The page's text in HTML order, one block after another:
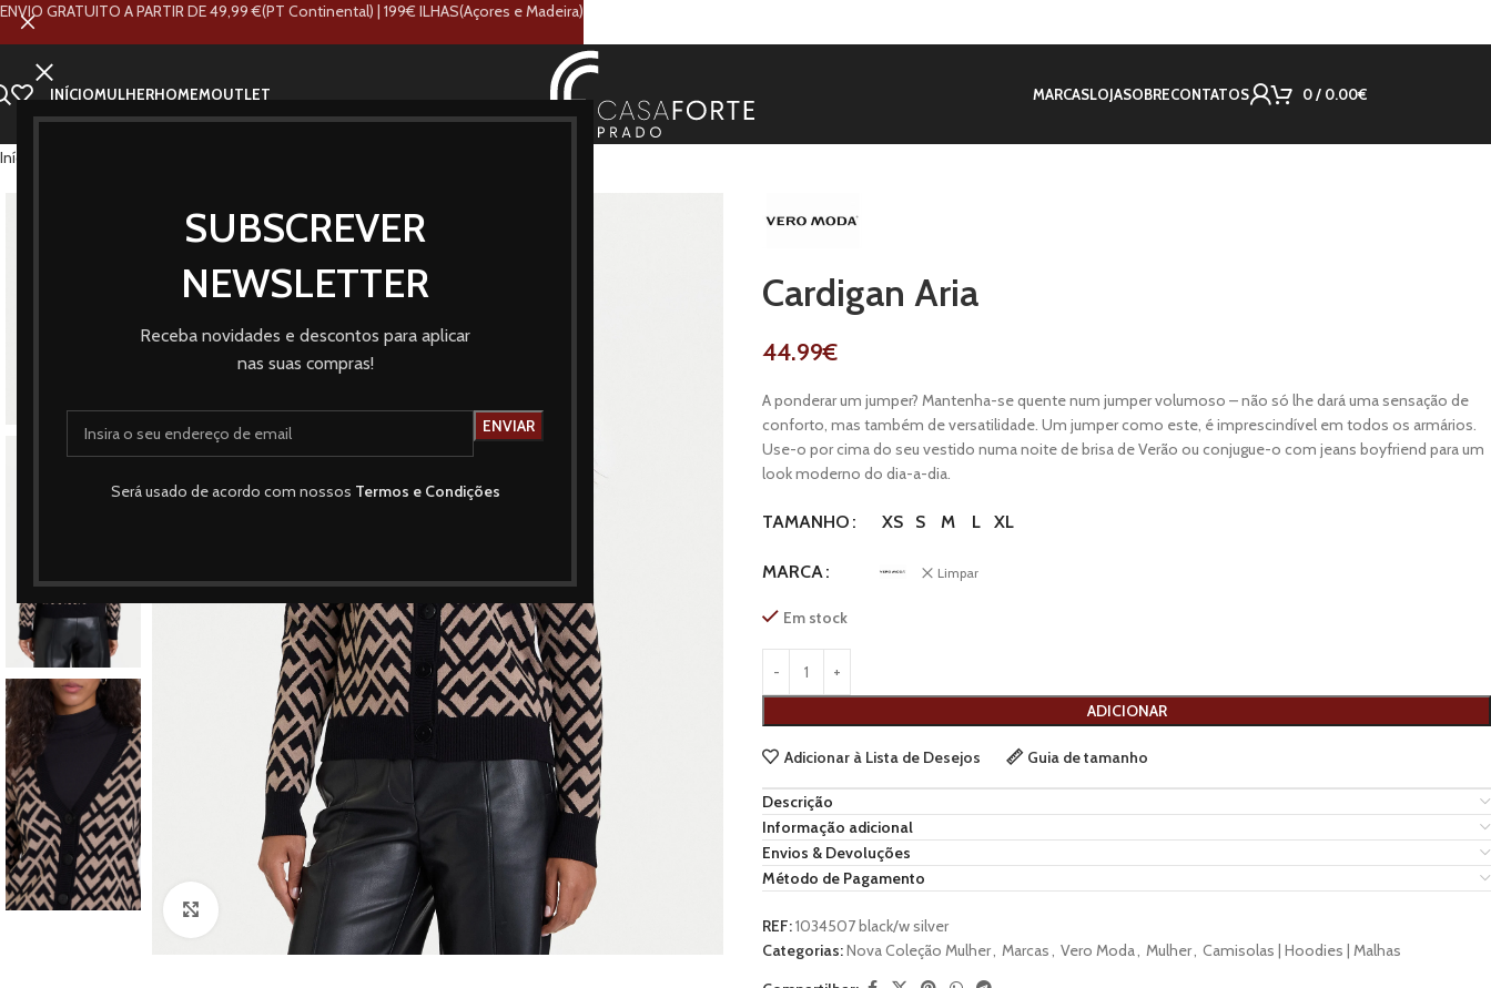
SUBSCREVER
NEWSLETTER
Receba novidades e descontos para aplicar
nas suas compras!
Será usado de acordo com nossos Termos e Condições
INÍCIOMULHERHOMEMOUTLET MARCASLOJASOBRECONTATOS 0/ 0.00€
Início
NOVO
Clique para ampliar
Cardigan Aria
44.99€
A ponderar um jumper? Mantenha-se quente num jumper volumoso – não só lhe dará uma sensação de
conforto, mas também de versatilidade. Um jumper como este, é imprescindível em todos os armários.
Use-o por cima do seu vestido numa noite de brisa de Verão ou conjugue-o com jeans boyfriend para um
look moderno do dia-a-dia.
TAMANHO XS S M L XL
MARCA Limpar
Em stock
ADICIONAR
Adicionar à Lista de Desejos Guia de tamanho
Descrição
Informação adicional
Envios & Devoluções
Método de Pagamento
REF:1034507 black/w silver
Categorias:Nova Coleção Mulher, Marcas, Vero Moda, Mulher, Camisolas | Hoodies | Malhas
ENVIO GRATUITO A PARTIR DE 49,99 €(PT Continental) | 199€ ILHAS(Açores e Madeira)